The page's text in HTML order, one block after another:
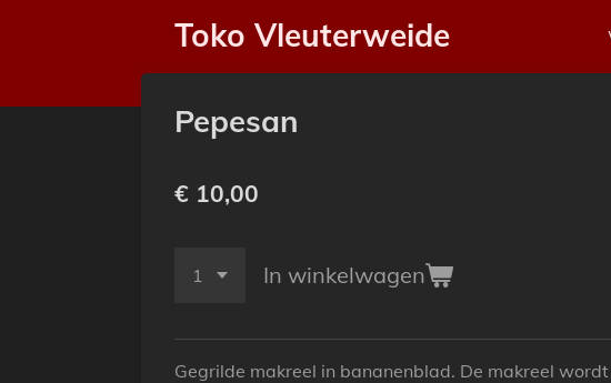
de
Toko Vleuterweide
Pepesan
€ 10,00
In winkelwagen
Gegrilde makreel in bananenblad. De makreel